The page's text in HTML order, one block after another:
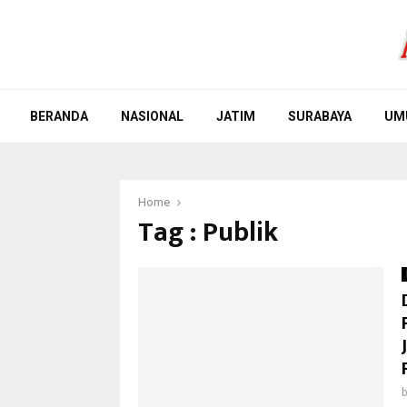
BERANDA NASIONAL JATIM SURABAYA
Home
Tag : Publik